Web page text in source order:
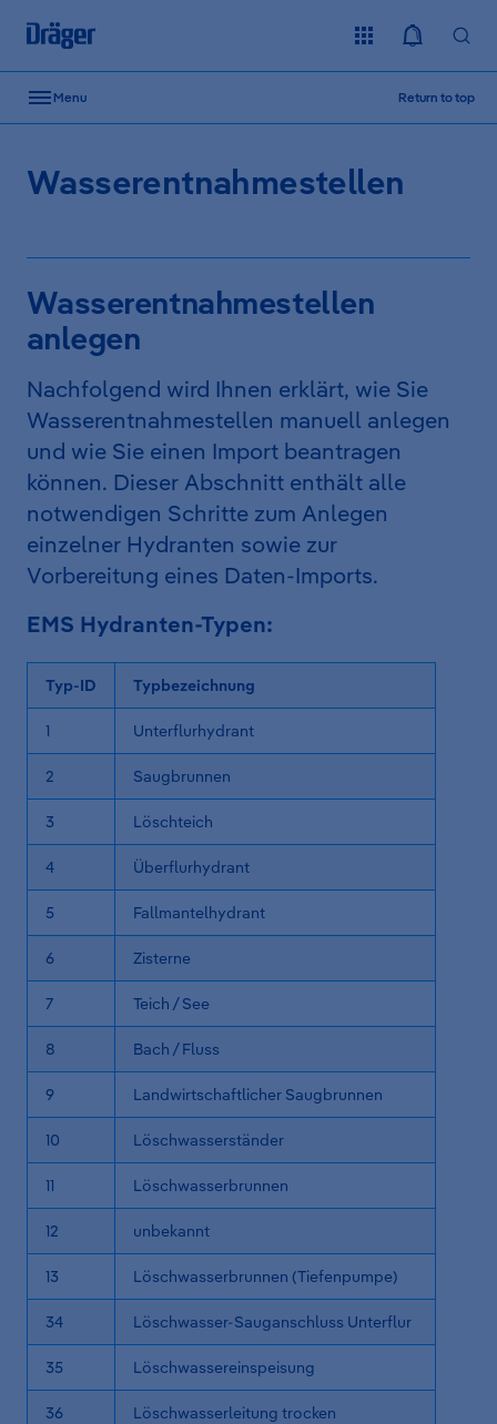
Skip to content
Menu Return to top
Wasserentnahmestellen
Wasserentnahmestellen
anlegen
Nachfolgend wird Ihnen erklärt, wie Sie
Wasserentnahmestellen manuell anlegen
und wie Sie einen Import beantragen
können. Dieser Abschnitt enthält alle
notwendigen Schritte zum Anlegen
einzelner Hydranten sowie zur
Vorbereitung eines Daten-Imports.
EMS Hydranten-Typen:
Typ-ID Typbezeichnung
1 Unterflurhydrant
2 Saugbrunnen
3 Löschteich
4 Überflurhydrant
5 Fallmantelhydrant
6 Zisterne
7 Teich / See
8 Bach / Fluss
9 Landwirtschaftlicher Saugbrunnen
10 Löschwasserständer
11 Löschwasserbrunnen
12 unbekannt
13 Löschwasserbrunnen (Tiefenpumpe)
34 Löschwasser-Sauganschluss Unterflur
35 Löschwassereinspeisung
36 Löschwasserleitung trocken